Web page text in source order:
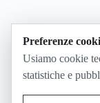
Preferenze
Usiamo cookie
statistiche e